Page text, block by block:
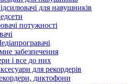
для навушників
потужності
забезпечення
і все до них
для рекордерів
диктофони